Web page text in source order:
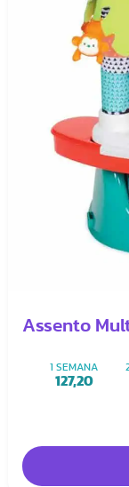
Assento
1 SEMANA
127,20